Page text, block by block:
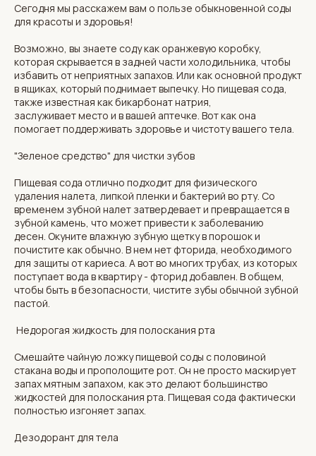
Сегодня мы расскажем вам о пользе обыкновенной соды
для красоты и здоровья!
Возможно, вы знаете соду как оранжевую коробку,
которая скрывается в задней части холодильника, чтобы
избавить от неприятных запахов. Или как основной продукт
в ящиках, который поднимает выпечку. Но пищевая сода,
также известная как бикарбонат натрия,
заслуживает место и в вашей аптечке. Вот как она
помогает поддерживать здоровье и чистоту вашего тела.
"Зеленое средство" для чистки зубов
Пищевая сода отлично подходит для физического
удаления налета, липкой пленки и бактерий во рту. Со
временем зубной налет затвердевает и превращается в
зубной камень, что может привести к заболеванию
десен. Окуните влажную зубную щетку в порошок и
почистите как обычно. В нем нет фторида, необходимого
для защиты от кариеса. А вот во многих трубах, из которых
поступает вода в квартиру - фторид добавлен. В общем,
чтобы быть в безопасности, чистите зубы обычной зубной
пастой.
Недорогая жидкость для полоскания рта
Смешайте чайную ложку пищевой соды с половиной
стакана воды и прополощите рот. Он не просто маскирует
запах мятным запахом, как это делают большинство
жидкостей для полоскания рта. Пищевая сода фактически
полностью изгоняет запах.
Дезодорант для тела